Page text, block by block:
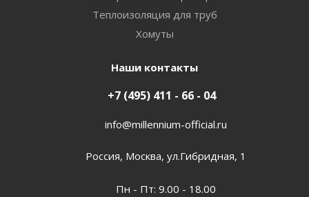
Теплоизоляция для труб
Хомуты
Наши контакты
+7 (495) 411 - 66 - 04
info@millennium-official.ru
Россия, Москва, ул.Гибридная, 1
Пн - Пт: 9.00 - 18.00